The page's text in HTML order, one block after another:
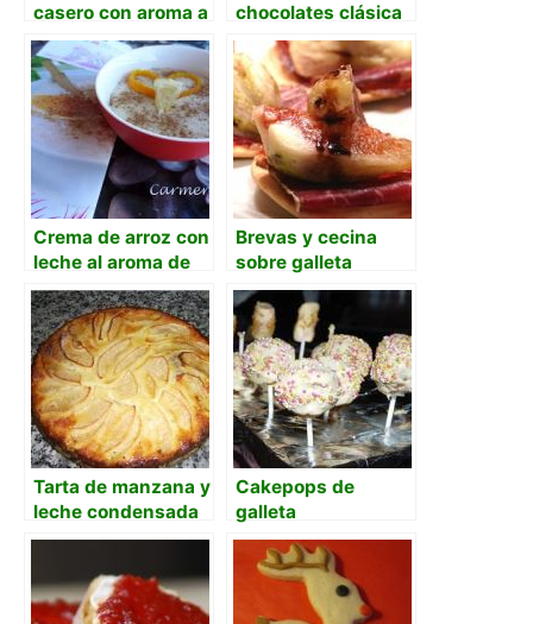
casero con aroma a
mandarina
chocolates clásica
con base de galleta
Crema de arroz con
leche al aroma de
naranja y limón
Brevas y cecina
sobre galleta
mariñeira
Tarta de manzana y
leche condensada
con base de galleta
Cakepops de
galleta